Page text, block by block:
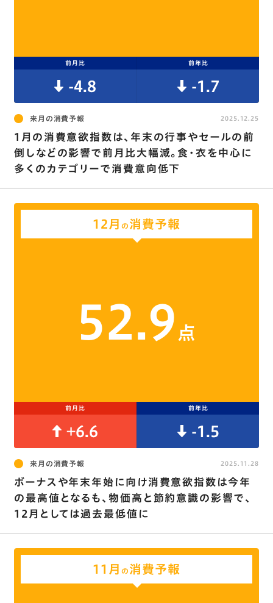
前月比 前年比
-4.8 -1.7
来月の消費予報
1月の消費意欲指数は､年末の行事やセールの前
倒しなどの影響で前月比大幅減。食･衣を中心に
多くのカテゴリーで消費意向低下
2025.12.25
12月の消費予報
52.9 点
前月比 前年比
+6.6 -1.5
来月の消費予報
ボーナスや年末年始に向け消費意欲指数は今年
の最高値となるも、物価高と節約意識の影響で､
12月としては過去最低値に
2025.11.28
11月の消費予報